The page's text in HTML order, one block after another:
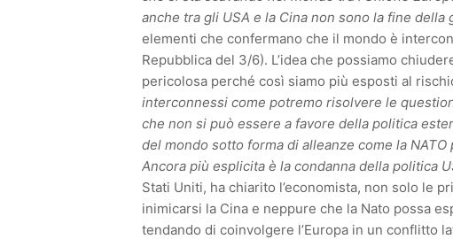
anche tra gli USA e la Cina non sono la fine della
elementi che confermano che il mondo è
Repubblica del 3/6). L’idea che possiamo
pericolosa perché così siamo più esposti al
interconnessi come potremo risolvere le
che non si può essere a favore della politica
del mondo sotto forma di alleanze come la
Ancora più esplicita è la condanna della politica
Stati Uniti, ha chiarito l’economista, non solo le
inimicarsi la Cina e neppure che la Nato possa
tendando di coinvolgere l’Europa in un conflitto